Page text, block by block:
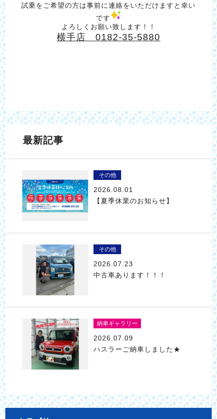
試乗をご希望の方は事前に連絡をいただけますと幸い
です
よろしくお願い致します！！
横手店 0182-35-5880
最新記事
その他
2026.08.01
【夏季休業のお知らせ】
その他
2026.07.23
中古車あります！！！
納車ギャラリー
2026.07.09
ハスラーご納車しました★